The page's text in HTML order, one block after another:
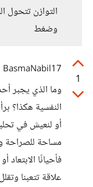
التوازن
وضغط
1
BasmaNabil17
وما الذي يجبر
النفسية هكذا؟
أو لنعيش في
مساحة للصراحة
فأحيانًا
علاقة تتعبنا